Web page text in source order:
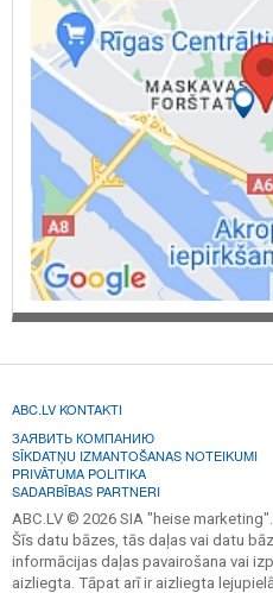
ABC.LV KONTAKTI
ЗАЯВИТЬ КОМПАНИЮ
SĪKDATŅU IZMANTOŠANAS NOTEIKUMI
PRIVĀTUMA POLITIKA
SADARBĪBAS PARTNERI
ABC.LV © 2026 SIA "heise marketing".
Šīs datu bāzes, tās daļas vai datu
informācijas daļas pavairošana vai
aizliegta. Tāpat arī ir aizliegta